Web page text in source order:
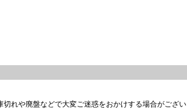
れや廃盤などで大変ご迷惑をおかけする場合がござい